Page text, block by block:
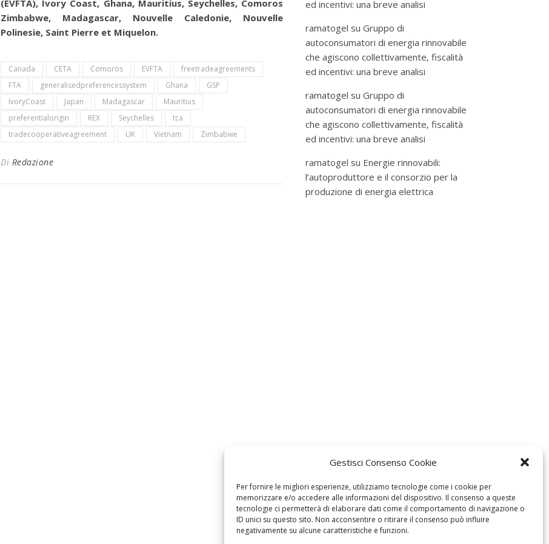
Gestisci Consenso Cookie
Per fornire le migliori esperienze, utilizziamo tecnologie come i cookie per
memorizzare e/o accedere alle informazioni del dispositivo. Il consenso a queste
tecnologie ci permetterà di elaborare dati come il comportamento di navigazione o
ID unici su questo sito. Non acconsentire o ritirare il consenso può influire
negativamente su alcune caratteristiche e funzioni.
(EVFTA), Ivory Coast, Ghana, Mauritius, Seychelles, Comoros
Zimbabwe, Madagascar, Nouvelle Caledonie, Nouvelle
Polinesie, Saint Pierre et Miquelon.
Canada CETA Comoros EVFTA
freetradeagreements
FTA
generalisedpreferencessystem Ghana
GSP
IvoryCoast
Japan Madagascar
Mauritius
preferentialorigin
REX Seychelles
tca
tradecooperativeagreement
UK Vietnam Zimbabwe
Di Redazione
ed incentivi: una breve analisi
ramatogel su Gruppo di
autoconsumatori di energia rinnovabile
che agiscono collettivamente, fiscalità
ed incentivi: una breve analisi
ramatogel su Gruppo di
autoconsumatori di energia rinnovabile
che agiscono collettivamente, fiscalità
ed incentivi: una breve analisi
ramatogel su Energie rinnovabili:
l’autoproduttore e il consorzio per la
produzione di energia elettrica